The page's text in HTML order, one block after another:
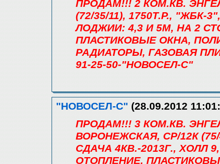
ПРОДАМ!!! 2 КОМ.КВ.
(72/35/11), 1750Т.Р., "ЖБК-
ЛОДЖИИ: 4,3 И 5М, НА 2
ПЛАСТИКОВЫЕ ОКНА,
РАДИАТОРЫ, ГАЗОВАЯ
91-25-50-"НОВОСЕЛ-С"
"НОВОСЕЛ-С" (28.09.2012
ПРОДАМ!!! 3 КОМ.КВ.
ВОРОНЕЖСКАЯ, СР/12К (75/
СДАЧА 4КВ.-2013Г., ХОЛЛ
ОТОПЛЕНИЕ,